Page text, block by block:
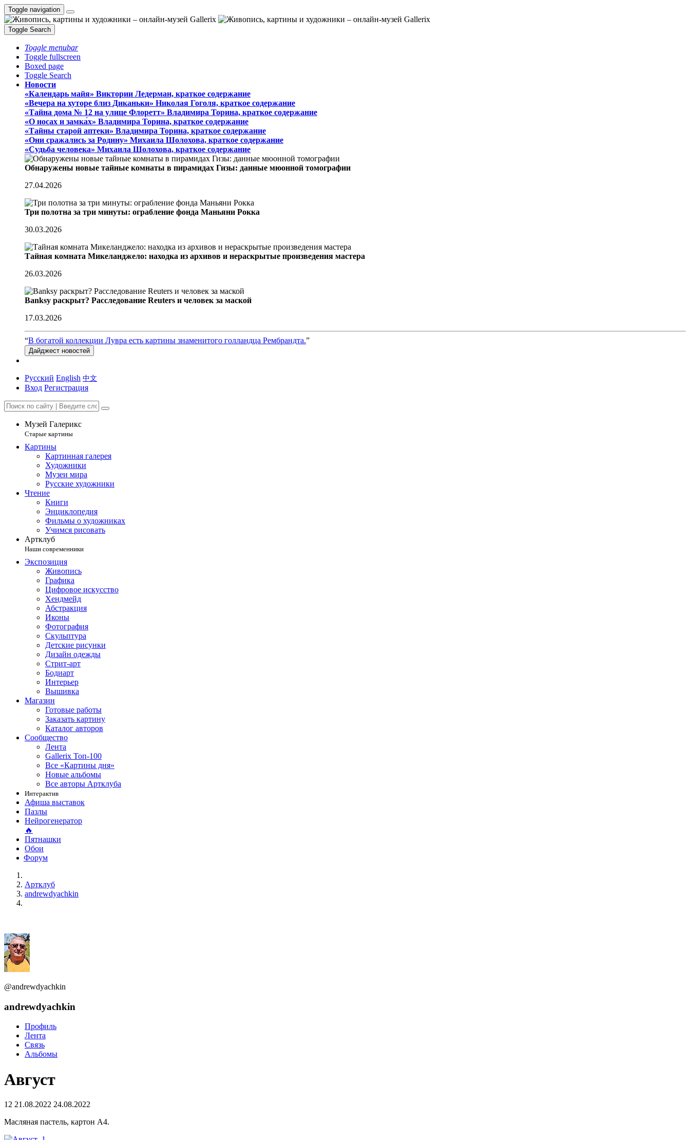
Toggle navigation
Toggle Search
Toggle menubar
Toggle fullscreen
Boxed page
Toggle Search
Новости
«Календарь майя» Виктории Ледерман, краткое содержание
«Вечера на хуторе близ Диканьки» Николая Гоголя, краткое содержание
«Тайна дома № 12 на улице Флоретт» Владимира Торина, краткое содержание
«О носах и замка́х» Владимира Торина, краткое содержание
«Тайны старой аптеки» Владимира Торина, краткое содержание
«Они сражались за Родину» Михаила Шолохова, краткое содержание
«Судьба человека» Михаила Шолохова, краткое содержание
Обнаружены новые тайные комнаты в пирамидах Гизы: данные мюонной томографии
27.04.2026
Три полотна за три минуты: ограбление фонда Маньяни Рокка
30.03.2026
Тайная комната Микеланджело: находка из архивов и нераскрытые произведения мастера
26.03.2026
Banksy раскрыт? Расследование Reuters и человек за маской
17.03.2026
“В богатой коллекции Лувра есть картины знаменитого голландца Рембрандта.”
Дайджест новостей
Русский English 中文
Вход Регистрация
Музей Галерикс
Старые картины
Картины
Картинная галерея
Художники
Музеи мира
Русские художники
Чтение
Книги
Энциклопедия
Фильмы о художниках
Учимся рисовать
Артклуб
Наши современники
Экспозиция
Живопись
Графика
Цифровое искусство
Хендмейд
Абстракция
Иконы
Фотография
Скульптура
Детские рисунки
Дизайн одежды
Стрит-арт
Бодиарт
Интерьер
Вышивка
Магазин
Готовые работы
Заказать картину
Каталог авторов
Сообщество
Лента
Gallerix Топ-100
Все «Картины дня»
Новые альбомы
Все авторы Артклуба
Интерактив
Афиша выставок
Пазлы
Нейрогенератор
🔥
Пятнашки
Обои
Форум
Артклуб
andrewdyachkin
@andrewdyachkin
andrewdyachkin
Профиль
Лента
Связь
Альбомы
Август
12 21.08.2022 24.08.2022
Масляная пастель, картон А4.